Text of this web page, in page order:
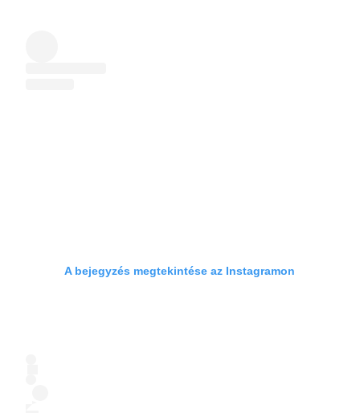
A bejegyzés megtekintése az Instagramon